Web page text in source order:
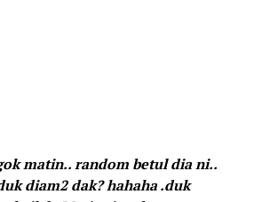
matin.. random betul dia ni..
diam2 dak? hahaha .duk